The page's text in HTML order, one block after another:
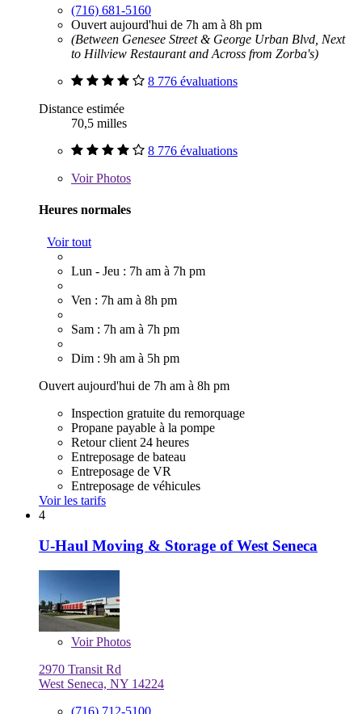
(716) 681-5160
Ouvert aujourd'hui de 7h am à 8h pm
(Between Genesee Street & George Urban Blvd, Next
to Hillview Restaurant and Across from Zorba's)
8 776 évaluations
Distance estimée
70,5 milles
8 776 évaluations
VoirPhotos
Heures normales
Voir tout
Lun - Jeu : 7h am à 7h pm
Ven : 7h am à 8h pm
Sam : 7h am à 7h pm
Dim : 9h am à 5h pm
Ouvert aujourd'hui de 7h am à 8h pm
Inspection gratuite du remorquage
Propane payable à la pompe
Retour client 24 heures
Entreposage de bateau
Entreposage de VR
Entreposage de véhicules
Voir les tarifs
4
U-Haul Moving & Storage of West Seneca
VoirPhotos
2970 Transit Rd
West Seneca, NY 14224
(716) 712-5100